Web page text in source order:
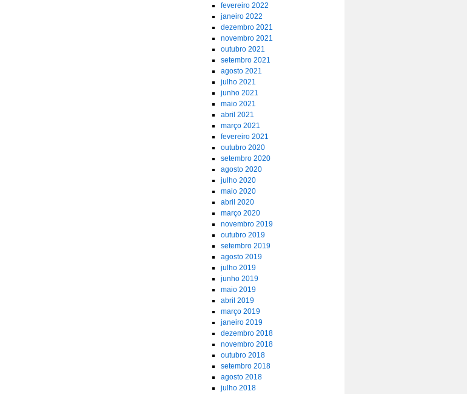
fevereiro 2022
janeiro 2022
dezembro 2021
novembro 2021
outubro 2021
setembro 2021
agosto 2021
julho 2021
junho 2021
maio 2021
abril 2021
março 2021
fevereiro 2021
outubro 2020
setembro 2020
agosto 2020
julho 2020
maio 2020
abril 2020
março 2020
novembro 2019
outubro 2019
setembro 2019
agosto 2019
julho 2019
junho 2019
maio 2019
abril 2019
março 2019
janeiro 2019
dezembro 2018
novembro 2018
outubro 2018
setembro 2018
agosto 2018
julho 2018